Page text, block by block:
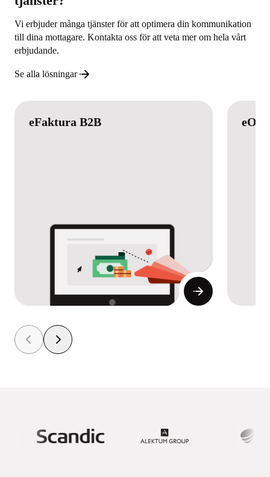
Vi erbjuder många tjänster för att optimera din kommunikation
till dina mottagare. Kontakta oss för att veta mer om hela vårt
erbjudande.
Se alla lösningar
eFaktura B2B